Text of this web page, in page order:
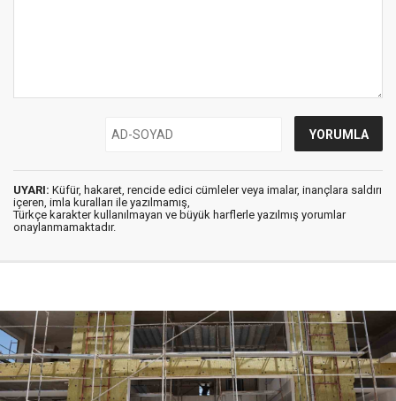
UYARI: Küfür, hakaret, rencide edici cümleler veya imalar, inançlara saldırı
içeren, imla kuralları ile yazılmamış,
Türkçe karakter kullanılmayan ve büyük harflerle yazılmış yorumlar
onaylanmamaktadır.